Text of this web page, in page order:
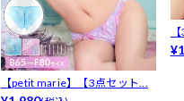
【petit marie】【3点セット...
用